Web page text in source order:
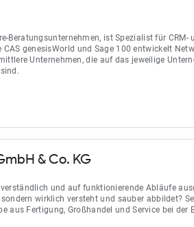
Beratungsunternehmen, ist Spezialist für CRM-
genesisWorld und Sage 100 entwickelt
Unternehmen, die auf das jeweilige
& Co. KG
und auf funktionierende Abläufe
wirklich versteht und sauber abbildet?
aus Fertigung, Großhandel und Service bei der